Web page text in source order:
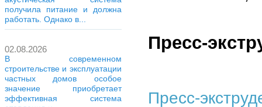
получила питание и должна
работать. Однако в...
02.08.2026
В современном
строительстве и эксплуатации
частных домов особое
значение приобретает
эффективная система
Пресс-
Пресс-